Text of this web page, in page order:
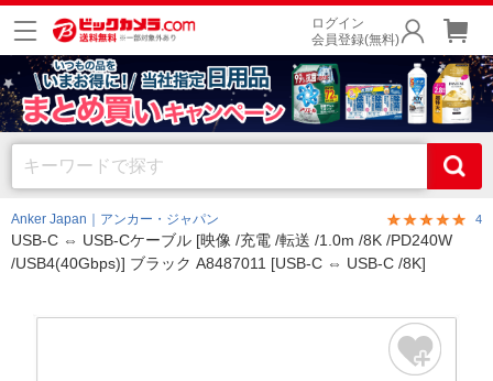
ログイン
会員登録(無料)
Anker Japan｜アンカー・ジャパン 4
USB-C ⇔ USB-Cケーブル [映像 /充電 /転送 /1.0m /8K /PD240W
/USB4(40Gbps)] ブラック A8487011 [USB-C ⇔ USB-C /8K]